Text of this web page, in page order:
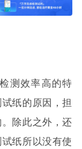
测效率高的特
纸的原因，担
除此之外，还
纸所以没有使